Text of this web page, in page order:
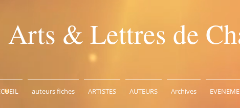
Arts & Lettres de
auteurs fiches ARTISTES AUTEURS Archives